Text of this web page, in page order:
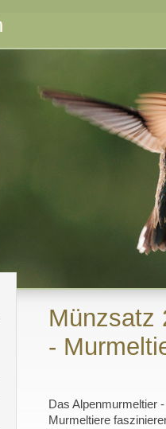
Münzsatz
-
Das Alpenmurmeltier
Murmeltiere